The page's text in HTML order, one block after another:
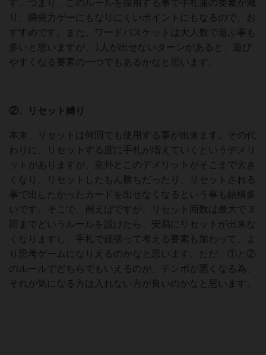
す。つまり、このルールを採用する事で手札運の要素が減
り、瞬発力ゲーにもなりにくいポイントにもなるので、お
すすめです。また、ワードバスケットは大人数で遊ぶ事も
多いと思いますが、1人が出せないターンがあると、遊び
やすくなる要素の一つでもあるかなと思います。
②、リセット縛り
本来、リセットは何回でも使用する事が出来ます。その代
わりに、リセットする度に手札が増えていくというデメリ
ットがありますが、意外とこのデメリットがそこまで大き
くなり、リセットしたもん勝ちだったり、リセットされる
事で出したかったカードを出せなくなるという事も結構多
いです。そこで、例えばですが、リセット回数は最大で３
回までというルールを設けたら、安易にリセットが出来な
くなりますし、手札で頑張って考える要素も加わって、よ
り思考ゲームになりえるのかなと思います。ただ、①と②
のルールでどちらでもいえるのが、テンポが悪くなる為、
それが気になる方は入れない方が良いのかなと思います。